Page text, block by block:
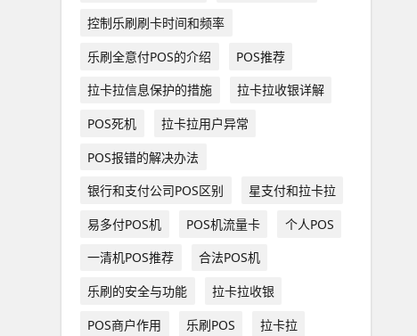
控制乐刷刷卡时间和频率
乐刷全意付POS的介绍
POS推荐
拉卡拉信息保护的措施
拉卡拉收银详解
POS死机
拉卡拉用户异常
POS报错的解决办法
银行和支付公司POS区别
星支付和拉卡拉
易多付POS机
POS机流量卡
个人POS
一清机POS推荐
合法POS机
乐刷的安全与功能
拉卡拉收银
POS商户作用
乐刷POS
拉卡拉